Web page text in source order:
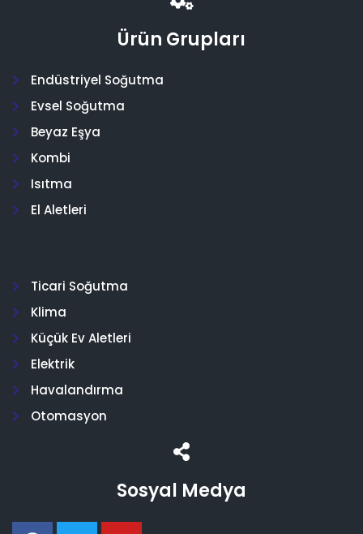
Ürün Grupları
Endüstriyel Soğutma
Evsel Soğutma
Beyaz Eşya
Kombi
Isıtma
El Aletleri
Ticari Soğutma
Klima
Küçük Ev Aletleri
Elektrik
Havalandırma
Otomasyon
Sosyal Medya